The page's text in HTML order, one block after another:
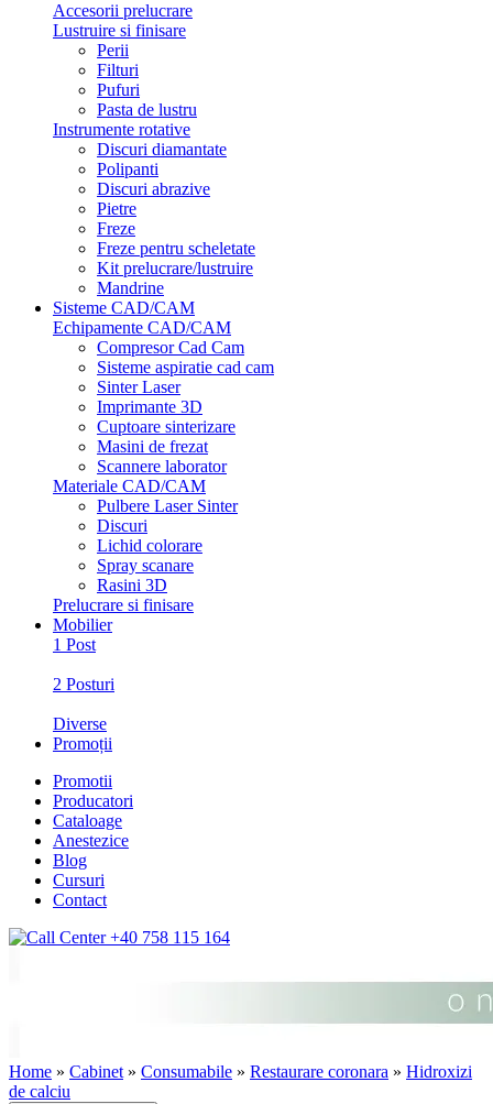
Accesorii prelucrare
Lustruire si finisare
Perii
Filturi
Pufuri
Pasta de lustru
Instrumente rotative
Discuri diamantate
Polipanti
Discuri abrazive
Pietre
Freze
Freze pentru scheletate
Kit prelucrare/lustruire
Mandrine
Sisteme CAD/CAM
Echipamente CAD/CAM
Compresor Cad Cam
Sisteme aspiratie cad cam
Sinter Laser
Imprimante 3D
Cuptoare sinterizare
Masini de frezat
Scannere laborator
Materiale CAD/CAM
Pulbere Laser Sinter
Discuri
Lichid colorare
Spray scanare
Rasini 3D
Prelucrare si finisare
Mobilier
1 Post
2 Posturi
Diverse
Promoții
Promotii
Producatori
Cataloage
Anestezice
Blog
Cursuri
Contact
+40 758 115 164
Home » Cabinet » Consumabile » Restaurare coronara » Hidroxizi
de calciu